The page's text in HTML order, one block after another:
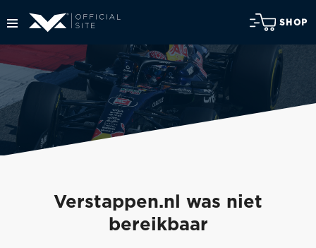
SHOP
Verstappen.nl was niet
bereikbaar